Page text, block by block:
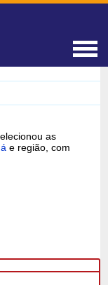
as
e região, com